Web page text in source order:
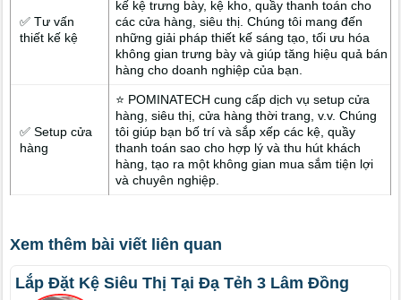
✅ Tư vấn
thiết kế kệ
kế kệ trưng bày, kệ kho, quầy thanh toán cho
các cửa hàng, siêu thị. Chúng tôi mang đến
những giải pháp thiết kế sáng tạo, tối ưu hóa
không gian trưng bày và giúp tăng hiệu quả bán
hàng cho doanh nghiệp của bạn.
✅ Setup cửa
hàng
⭐ POMINATECH cung cấp dịch vụ setup cửa
hàng, siêu thị, cửa hàng thời trang, v.v. Chúng
tôi giúp bạn bố trí và sắp xếp các kệ, quầy
thanh toán sao cho hợp lý và thu hút khách
hàng, tạo ra một không gian mua sắm tiện lợi
và chuyên nghiệp.
Xem thêm bài viết liên quan
Lắp Đặt Kệ Siêu Thị Tại Đạ Tẻh 3 Lâm Đồng